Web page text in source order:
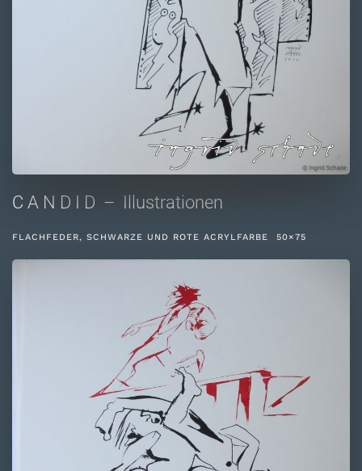
C A N D I D – Illustrationen
FLACHFEDER, SCHWARZE UND ROTE ACRYLFARBE 50×75